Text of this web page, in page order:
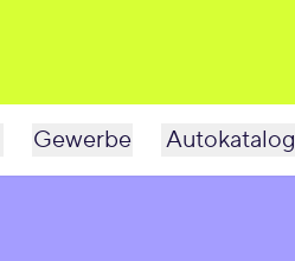
Gewerbe Autokatalog